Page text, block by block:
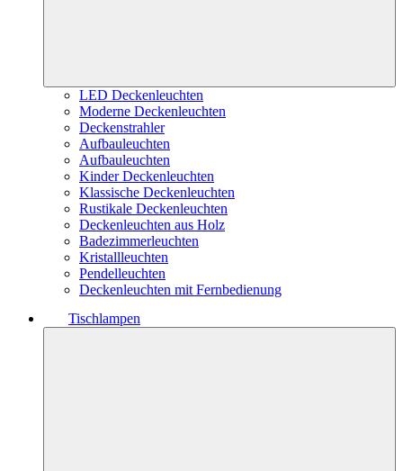
LED Deckenleuchten
Moderne Deckenleuchten
Deckenstrahler
Aufbauleuchten
Aufbauleuchten
Kinder Deckenleuchten
Klassische Deckenleuchten
Rustikale Deckenleuchten
Deckenleuchten aus Holz
Badezimmerleuchten
Kristallleuchten
Pendelleuchten
Deckenleuchten mit Fernbedienung
Tischlampen